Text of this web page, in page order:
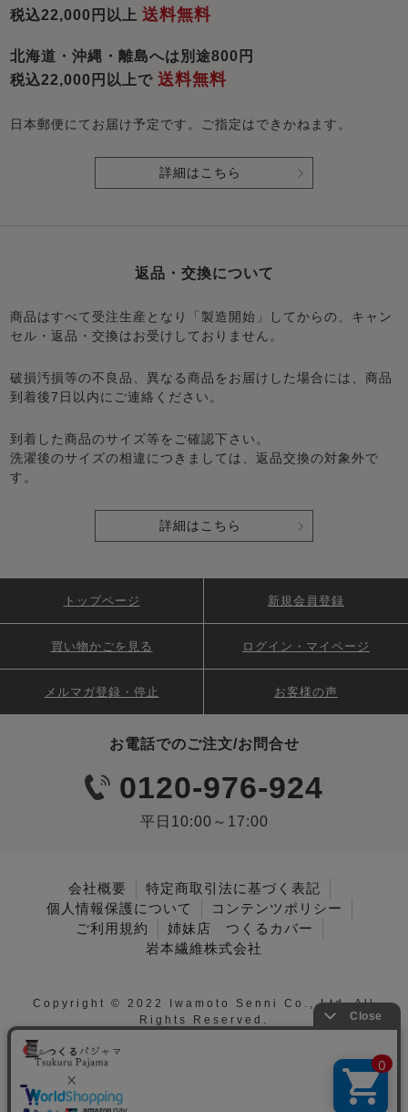
税込22,000円以上送料無料
北海道・沖縄・離島へは別途800円
税込22,000円以上で送料無料
日本郵便にてお届け予定です。ご指定はできかねます。
詳細はこちら
返品・交換について
商品はすべて受注生産となり「製造開始」してからの、キャン
セル・返品・交換はお受けしておりません。
破損汚損等の不良品、異なる商品をお届けした場合には、商品
到着後7日以内にご連絡ください。
到着した商品のサイズ等をご確認下さい。
洗濯後のサイズの相違につきましては、返品交換の対象外で
す。
詳細はこちら
お電話でのご注文/お問合せ
0120-976-924
平日10:00～17:00
トップページ 新規会員登録
買い物かごを見る ログイン・マイページ
メルマガ登録・停止 お客様の声
会社概要
特定商取引法に基づく表記
個人情報保護について
コンテンツポリシー
ご利用規約
姉妹店 つくるカバー
岩本繊維株式会社
Copyright © 2022 Iwamoto Senni Co., Ltd. All
Rights Reserved.